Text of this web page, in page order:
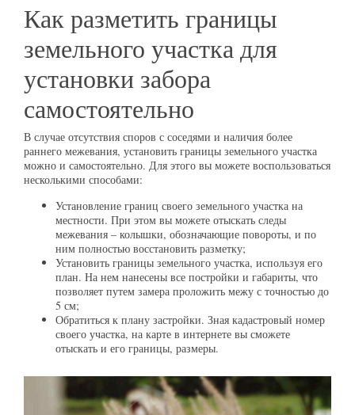
Как разметить границы
земельного участка для
установки забора
самостоятельно
В случае отсутствия споров с соседями и наличия более
раннего межевания, установить границы земельного участка
можно и самостоятельно. Для этого вы можете воспользоваться
несколькими способами:
Установление границ своего земельного участка на
местности. При этом вы можете отыскать следы
межевания – колышки, обозначающие повороты, и по
ним полностью восстановить разметку;
Установить границы земельного участка, используя его
план. На нем нанесены все постройки и габариты, что
позволяет путем замера проложить межу с точностью до
5 см;
Обратиться к плану застройки. Зная кадастровый номер
своего участка, на карте в интернете вы сможете
отыскать и его границы, размеры.